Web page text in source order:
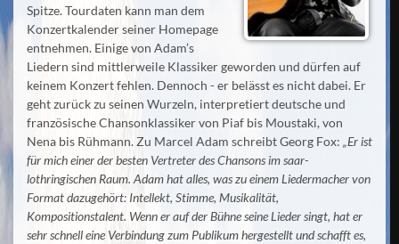
Spitze. Tourdaten kann man dem
Konzertkalender seiner Homepage
entnehmen. Einige von Adam’s
Liedern sind mittlerweile Klassiker geworden und dürfen auf
keinem Konzert fehlen. Dennoch - er belässt es nicht dabei. Er
geht zurück zu seinen Wurzeln, interpretiert deutsche und
französische Chansonklassiker von Piaf bis Moustaki, von
Nena bis Rühmann. Zu Marcel Adam schreibt Georg Fox: „Er ist
für mich einer der besten Vertreter des Chansons im saar-
lothringischen Raum. Adam hat alles, was zu einem Liedermacher von
Format dazugehört: Intellekt, Stimme, Musikalität,
Kompositionstalent. Wenn er auf der Bühne seine Lieder singt, hat er
sehr schnell eine Verbindung zum Publikum hergestellt und schafft es,